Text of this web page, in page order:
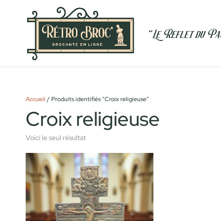
Accueil / Produits identifiés “Croix religieuse”
Croix religieuse
Voici le seul résultat